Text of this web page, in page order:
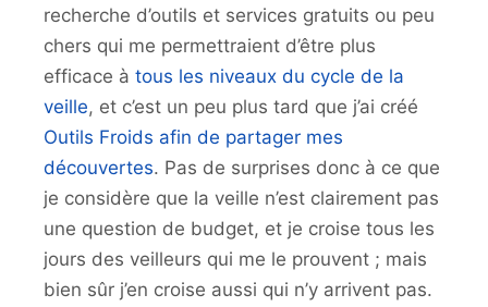
recherche d’outils et services gratuits ou peu
chers qui me permettraient d’être plus
efficace à tous les niveaux du cycle de la
veille, et c’est un peu plus tard que j’ai créé
Outils Froids afin de partager mes
découvertes. Pas de surprises donc à ce que
je considère que la veille n’est clairement pas
une question de budget, et je croise tous les
jours des veilleurs qui me le prouvent ; mais
bien sûr j’en croise aussi qui n’y arrivent pas.